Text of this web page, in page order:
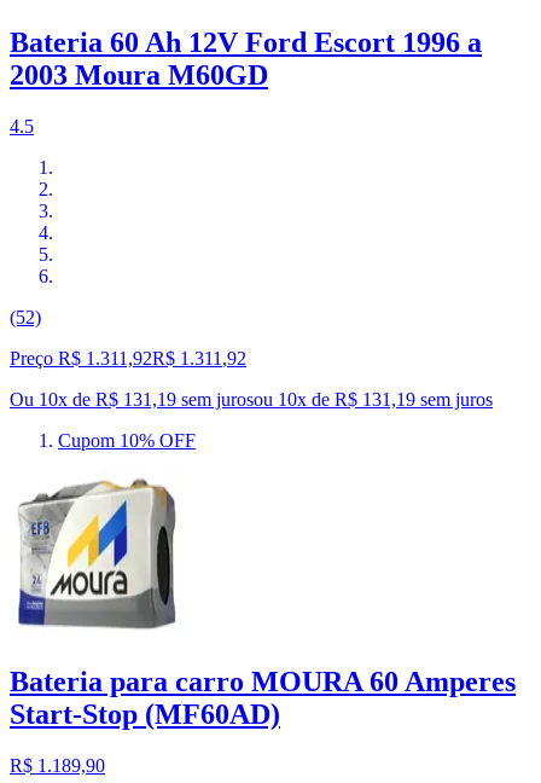
Bateria 60 Ah 12V Ford Escort 1996 a
2003 Moura M60GD
4.5
(52)
Preço R$ 1.311,92R$ 1.311 ,92
Ou 10x de R$ 131,19 sem jurosou 10x de R$ 131,19 sem juros
Cupom 10% OFF
Bateria para carro MOURA 60 Amperes
Start-Stop (MF60AD)
R$ 1.189,90